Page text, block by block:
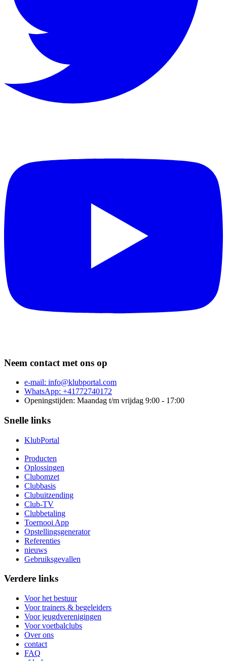
Neem contact met ons op
e-mail: info@klubportal.com
WhatsApp: +41772740172
Openingstijden: Maandag t/m vrijdag 9:00 - 17:00
Snelle links
KlubPortal
Producten
Oplossingen
Clubomzet
Clubbasis
Clubuitzending
Club-TV
Clubbetaling
Toernooi App
Opstellingsgenerator
Referenties
nieuws
Gebruiksgevallen
Verdere links
Voor het bestuur
Voor trainers & begeleiders
Voor jeugdverenigingen
Voor voetbalclubs
Over ons
contact
FAQ